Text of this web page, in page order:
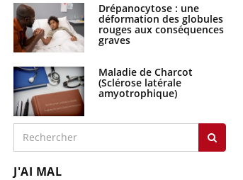
Drépanocytose : une
déformation des globules
rouges aux conséquences
graves
Maladie de Charcot
(Sclérose latérale
amyotrophique)
J'AI MAL